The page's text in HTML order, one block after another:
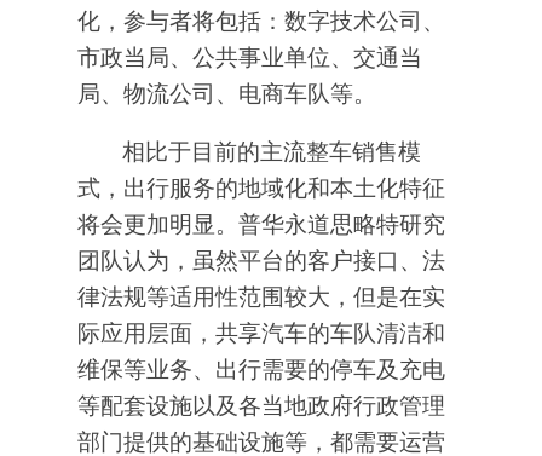
化，参与者将包括：数字技术公司、
市政当局、公共事业单位、交通当
局、物流公司、电商车队等。
相比于目前的主流整车销售模
式，出行服务的地域化和本土化特征
将会更加明显。普华永道思略特研究
团队认为，虽然平台的客户接口、法
律法规等适用性范围较大，但是在实
际应用层面，共享汽车的车队清洁和
维保等业务、出行需要的停车及充电
等配套设施以及各当地政府行政管理
部门提供的基础设施等，都需要运营